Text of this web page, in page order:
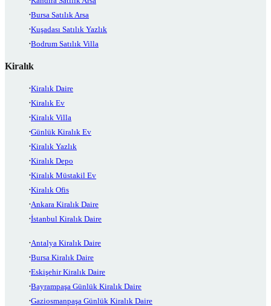
Bursa Satılık Arsa
Kuşadası Satılık Yazlık
Bodrum Satılık Villa
Kiralık
Kiralık Daire
Kiralık Ev
Kiralık Villa
Günlük Kiralık Ev
Kiralık Yazlık
Kiralık Depo
Kiralık Müstakil Ev
Kiralık Ofis
Ankara Kiralık Daire
İstanbul Kiralık Daire
Antalya Kiralık Daire
Bursa Kiralık Daire
Eskişehir Kiralık Daire
Bayrampaşa Günlük Kiralık Daire
Gaziosmanpaşa Günlük Kiralık Daire